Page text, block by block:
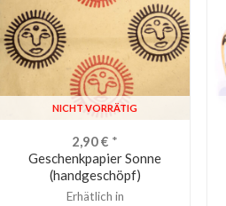
NICHT VORRÄTIG
2,90€ *
Geschenkpapier Sonne
(handgeschöpf)
Erhätlich in